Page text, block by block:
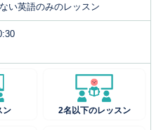
い英語のみのレッスン
ン 2名以下のレッスン